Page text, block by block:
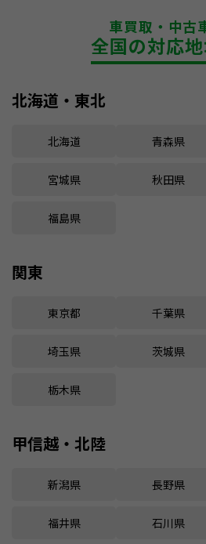
車買取・中古
全国の対応
北海道・東北
北海道 青森県
宮城県 秋田県
福島県
関東
東京都 千葉県
埼玉県 茨城県
栃木県
甲信越・北陸
新潟県 長野県
福井県 石川県